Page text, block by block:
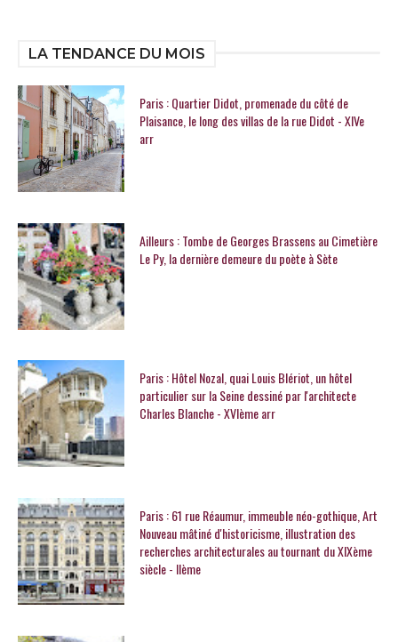
LA TENDANCE DU MOIS
Paris : Quartier Didot, promenade du côté de
Plaisance, le long des villas de la rue Didot - XIVe
arr
Ailleurs : Tombe de Georges Brassens au Cimetière
Le Py, la dernière demeure du poète à Sète
Paris : Hôtel Nozal, quai Louis Blériot, un hôtel
particulier sur la Seine dessiné par l'architecte
Charles Blanche - XVIème arr
Paris : 61 rue Réaumur, immeuble néo-gothique, Art
Nouveau mâtiné d'historicisme, illustration des
recherches architecturales au tournant du XIXème
siècle - IIème